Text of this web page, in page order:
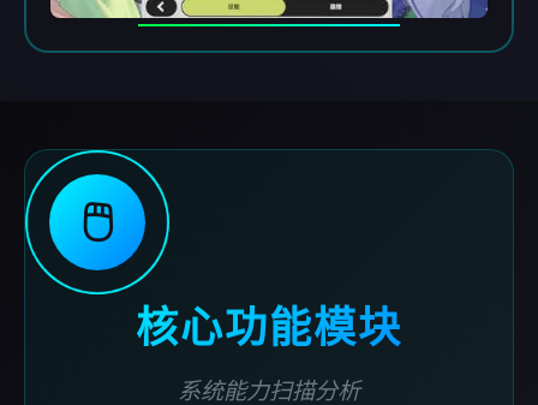
🖱️
核心功能模块
系统能力扫描分析